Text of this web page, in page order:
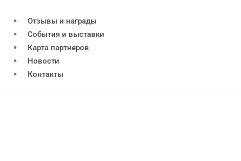
Отзывы и награды
События и выставки
Карта партнеров
Новости
Контакты